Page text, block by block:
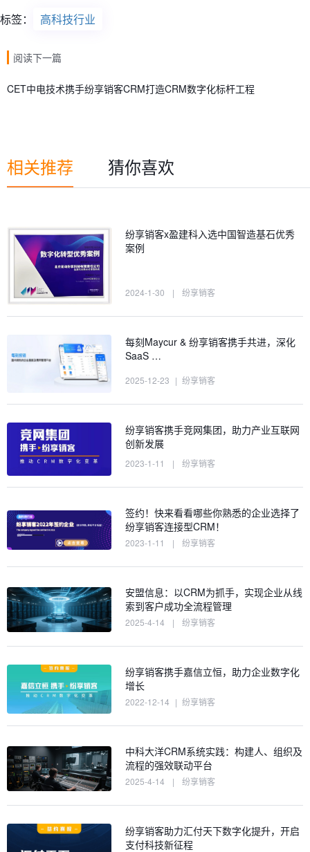
标签： 高科技行业
阅读下一篇
CET中电技术携手纷享销客CRM打造CRM数字化标杆工程
相关推荐 猜你喜欢
纷享销客x盈建科入选中国智造基石优秀
案例
2024-1-30 | 纷享销客
每刻Maycur & 纷享销客携手共进，深化
SaaS …
2025-12-23 | 纷享销客
纷享销客携手竞网集团，助力产业互联网
创新发展
2023-1-11 | 纷享销客
签约！快来看看哪些你熟悉的企业选择了
纷享销客连接型CRM！
2023-1-11 | 纷享销客
安盟信息：以CRM为抓手，实现企业从线
索到客户成功全流程管理
2025-4-14 | 纷享销客
纷享销客携手嘉信立恒，助力企业数字化
增长
2022-12-14 | 纷享销客
中科大洋CRM系统实践：构建人、组织及
流程的强效联动平台
2025-4-14 | 纷享销客
纷享销客助力汇付天下数字化提升，开启
支付科技新征程